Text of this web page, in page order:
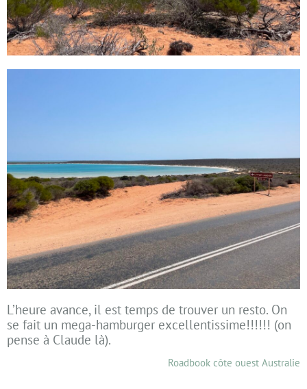
L’heure avance, il est temps de trouver un resto. On
se fait un mega-hamburger excellentissime!!!!!! (on
pense à Claude là).
Roadbook côte ouest Australie